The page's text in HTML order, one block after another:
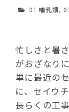
01 哺乳類,
忙しさと暑
がおざなり
単に最近の
に、セイウ
長らくの工